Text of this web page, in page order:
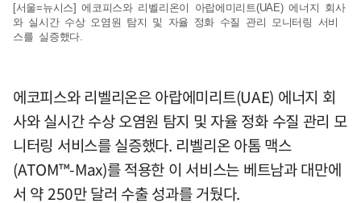
[서울=뉴시스] 에코피스와 리벨리온이 아랍에미리트(UAE) 에너지 회사
와 실시간 수상 오염원 탐지 및 자율 정화 수질 관리 모니터링 서비
스를 실증했다.
에코피스와 리벨리온은 아랍에미리트(UAE) 에너지 회
사와 실시간 수상 오염원 탐지 및 자율 정화 수질 관리 모
니터링 서비스를 실증했다. 리벨리온 아톰 맥스
(ATOM™-Max)를 적용한 이 서비스는 베트남과 대만에
서 약 250만 달러 수출 성과를 거뒀다.